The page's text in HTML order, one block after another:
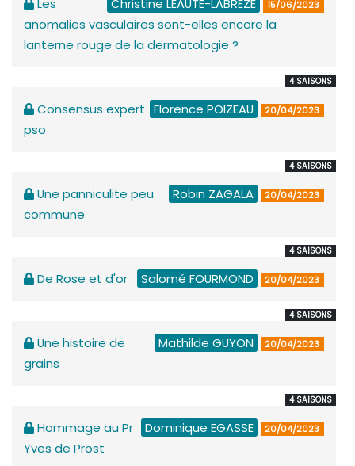
Christine LEAUTE-LABREZE 15/06/2023
Les
anomalies vasculaires sont-elles encore la
lanterne rouge de la dermatologie ?
4 SAISONS
Florence POIZEAU 20/04/2023
Consensus expert
pso
4 SAISONS
Robin ZAGALA 20/04/2023
Une panniculite peu
commune
4 SAISONS
Salomé FOURMOND 20/04/2023
De Rose et d'or
4 SAISONS
Mathilde GUYON 20/04/2023
Une histoire de
grains
4 SAISONS
Dominique EGASSE 20/04/2023
Hommage au Pr
Yves de Prost